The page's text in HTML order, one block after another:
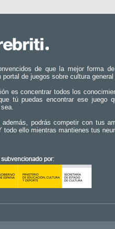
de que la mejor forma
portal de juegos sobre cultura
es concentrar todos los
tú puedas encontrar ese juego
además, podrás competir con tus
todo ello mientras mantienes tus